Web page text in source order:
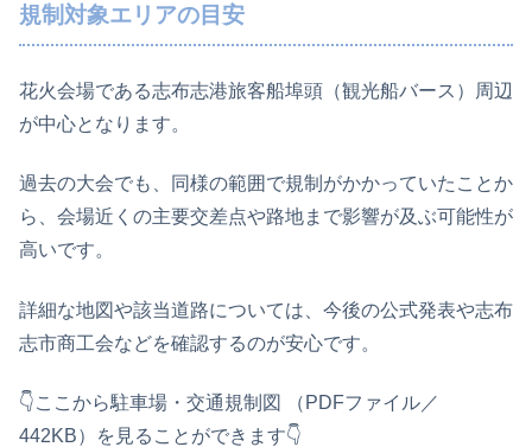
規制対象エリアの目安
花火会場である志布志港旅客船埠頭（観光船バース）周辺
が中心となります。
過去の大会でも、同様の範囲で規制がかかっていたことか
ら、会場近くの主要交差点や路地まで影響が及ぶ可能性が
高いです。
詳細な地図や該当道路については、今後の公式発表や志布
志市商工会などを確認するのが安心です。
👇ここから駐車場・交通規制図 （PDFファイル／
442KB）を見ることができます👇